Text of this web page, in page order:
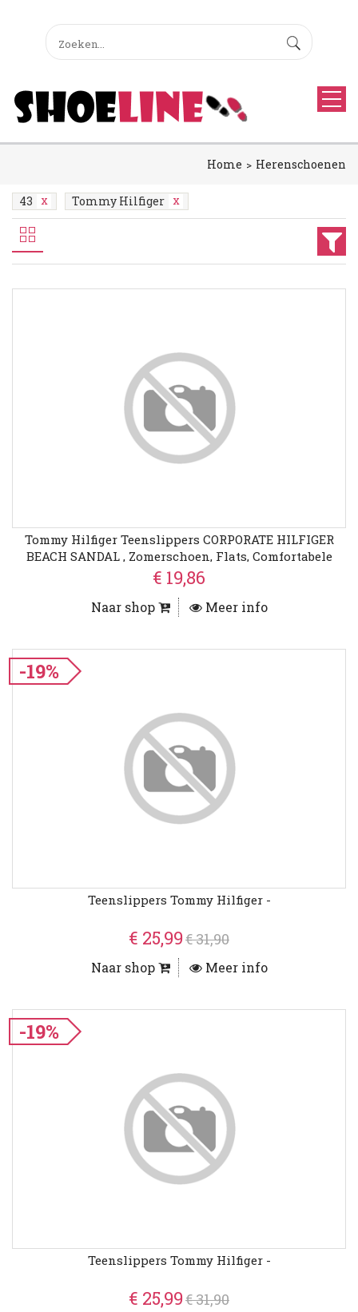
Home Herenschoenen
43 Tommy Hilfiger
Tommy Hilfiger Teenslippers CORPORATE HILFIGER
BEACH SANDAL , Zomerschoen, Flats, Comfortabele
Schoen Met Strepen
€ 19,86
Naar shop Meer info
-19%
Teenslippers Tommy Hilfiger -
€ 25,99€ 31,90
Naar shop Meer info
-19%
Teenslippers Tommy Hilfiger -
€ 25,99€ 31,90